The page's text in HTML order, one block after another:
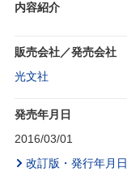
内容紹介
販売会社／発売会社
光文社
発売年月日
2016/03/01
改訂版・発行年月